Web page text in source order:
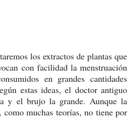
los extractos de plantas que
con facilidad la menstruación
en grandes cantidades
estas ideas, el doctor antiguo
y el brujo la grande. Aunque la
como muchas teorías, no tiene por